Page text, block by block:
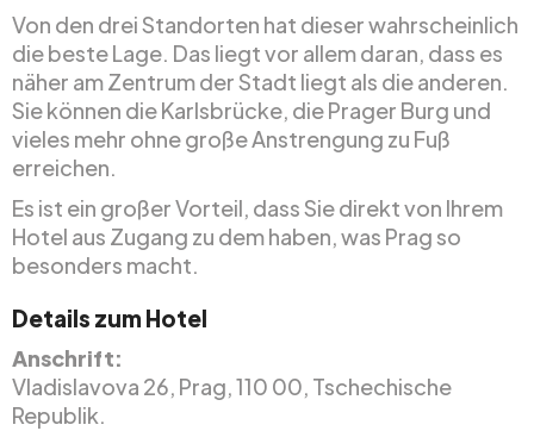
Von den drei Standorten hat dieser wahrscheinlich
die beste Lage. Das liegt vor allem daran, dass es
näher am Zentrum der Stadt liegt als die anderen.
Sie können die Karlsbrücke, die Prager Burg und
vieles mehr ohne große Anstrengung zu Fuß
erreichen.
Es ist ein großer Vorteil, dass Sie direkt von Ihrem
Hotel aus Zugang zu dem haben, was Prag so
besonders macht.
Details zum Hotel
Anschrift:
Vladislavova 26, Prag, 110 00, Tschechische
Republik.